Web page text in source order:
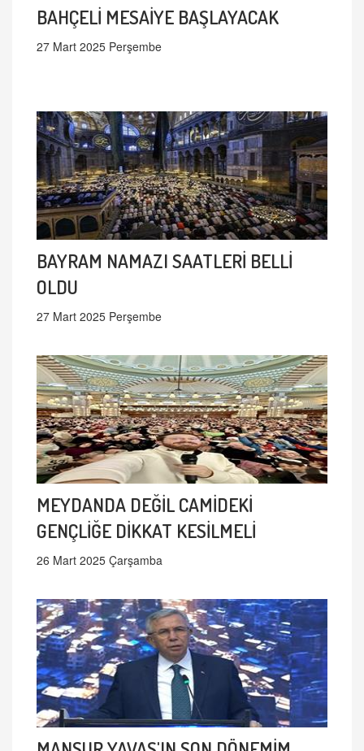
BAHÇELİ MESAİYE BAŞLAYACAK
27 Mart 2025 Perşembe
BAYRAM NAMAZI SAATLERİ BELLİ
OLDU
27 Mart 2025 Perşembe
MEYDANDA DEĞİL CAMİDEKİ
GENÇLİĞE DİKKAT KESİLMELİ
26 Mart 2025 Çarşamba